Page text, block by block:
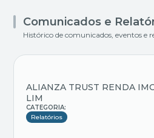
Comunicados e
Histórico de comunicados, eventos e
ALIANZA TRUST RENDA
LIM
CATEGORIA:
Relatórios